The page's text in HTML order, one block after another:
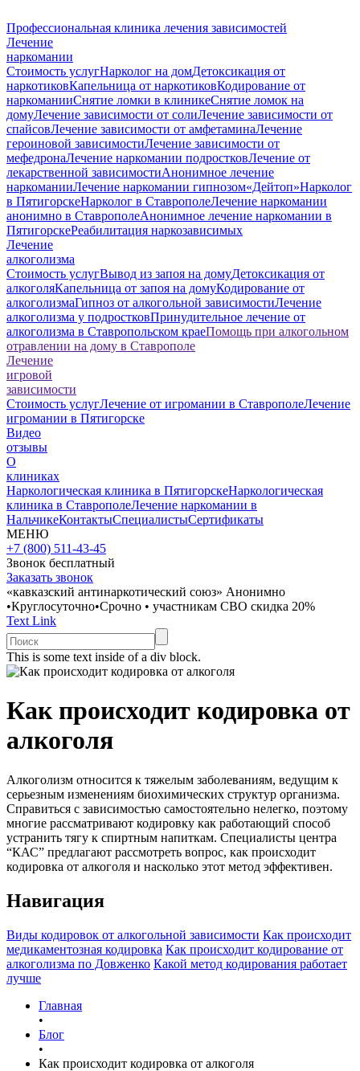
Профессиональная клиника лечения зависимостей
Лечение
наркомании
Стоимость услугНарколог на домДетоксикация от
наркотиковКапельница от наркотиковКодирование от
наркоманииСнятие ломки в клиникеСнятие ломок на
домуЛечение зависимости от солиЛечение зависимости от
спайсовЛечение зависимости от амфетаминаЛечение
героиновой зависимостиЛечение зависимости от
мефедронаЛечение наркомании подростковЛечение от
лекарственной зависимостиАнонимное лечение
наркоманииЛечение наркомании гипнозом«Дейтоп»Нарколог
в ПятигорскеНарколог в СтаврополеЛечение наркомании
анонимно в СтаврополеАнонимное лечение наркомании в
ПятигорскеРеабилитация наркозависимых
Лечение
алкоголизма
Стоимость услугВывод из запоя на домуДетоксикация от
алкоголяКапельница от запоя на домуКодирование от
алкоголизмаГипноз от алкогольной зависимостиЛечение
алкоголизма у подростковПринудительное лечение от
алкоголизма в Ставропольском краеПомощь при алкогольном
отравлении на дому в Ставрополе
Лечение
игровой
зависимости
Стоимость услугЛечение от игромании в СтаврополеЛечение
игромании в Пятигорске
Видео
отзывы
О
клиниках
Наркологическая клиника в ПятигорскеНаркологическая
клиника в СтаврополеЛечение наркомании в
НальчикеКонтактыСпециалистыСертификаты
МЕНЮ
+7 (800) 511-43-45
Звонок бесплатный
Заказать звонок
«кавказский антинаркотический союз» Анонимно
•Круглосуточно•Срочно • участникам СВО скидка 20%
Text Link
This is some text inside of a div block.
Как происходит кодировка от
алкоголя
Алкоголизм относится к тяжелым заболеваниям, ведущим к
серьезным изменениям биохимических структур организма.
Справиться с зависимостью самостоятельно нелегко, поэтому
многие рассматривают кодировку как работающий способ
устранить тягу к спиртным напиткам. Специалисты центра
“КАС” предлагают рассмотреть вопрос, как происходит
кодировка от алкоголя и насколько этот метод эффективен.
Навигация
Виды кодировок от алкогольной зависимости Как происходит
медикаментозная кодировка Как происходит кодирование от
алкоголизма по Довженко Какой метод кодирования работает
лучше
Главная
•
Блог
•
Как происходит кодировка от алкоголя